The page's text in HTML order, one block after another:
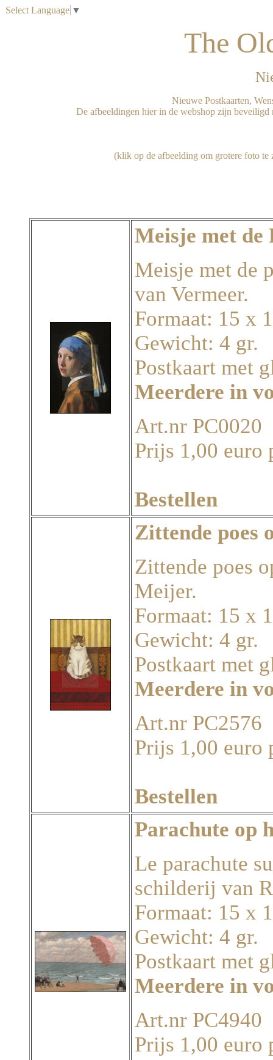
Select Language ▼
The
Nieuwe Postkaarten,
De afbeeldingen hier in de webshop zijn
Meisje met de
Meisje met de
van Vermeer.
Formaat: 15 x
Gewicht: 4 gr.
Postkaart met
Meerdere in
Art.nr PC0020
Prijs 1,00 euro
Bestellen
Zittende poes
Zittende poes
Meijer.
Formaat: 15 x
Gewicht: 4 gr.
Postkaart met
Meerdere in
Art.nr PC2576
Prijs 1,00 euro
Bestellen
Parachute op
Le parachute
schilderij van
Formaat: 15 x
Gewicht: 4 gr.
Postkaart met
Meerdere in
Art.nr PC4940
Prijs 1,00 euro